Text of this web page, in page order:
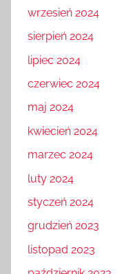
wrzesień 2024
sierpień 2024
lipiec 2024
czerwiec 2024
maj 2024
kwiecień 2024
marzec 2024
luty 2024
styczeń 2024
grudzień 2023
listopad 2023